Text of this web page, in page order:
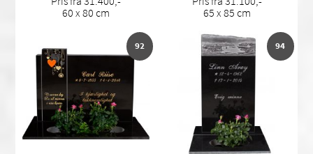
60 x 80 cm
65 x 85 cm
92 94